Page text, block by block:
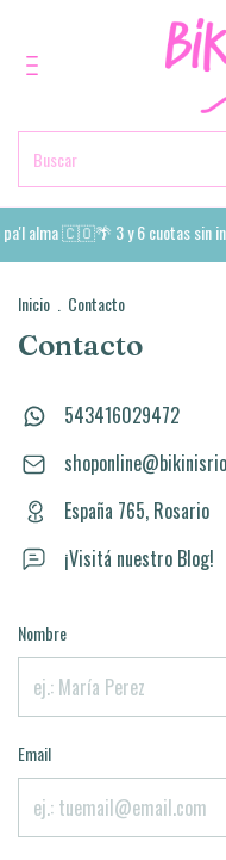
pa'l alma 🇨🇴🌴 3 y 6 cuotas sin
Inicio Contacto
Contacto
543416029472
España 765, Rosario
¡Visitá nuestro Blog!
Nombre
Email